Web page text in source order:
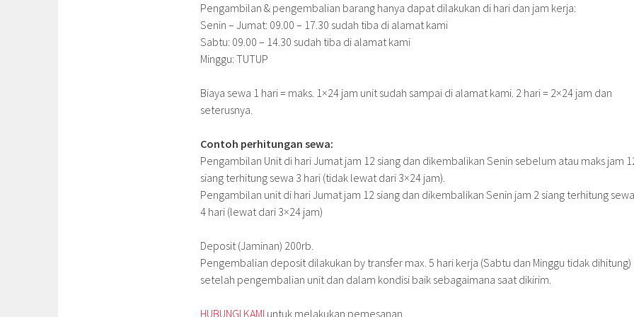
Pengambilan & pengembalian barang hanya dapat dilakukan di hari dan jam kerja:
Senin – Jumat: 09.00 – 17.30 sudah tiba di alamat kami
Sabtu: 09.00 – 14.30 sudah tiba di alamat kami
Minggu: TUTUP
Biaya sewa 1 hari = maks. 1×24 jam unit sudah sampai di alamat kami. 2 hari = 2×24 jam dan
seterusnya.
Contoh perhitungan sewa:
Pengambilan Unit di hari Jumat jam 12 siang dan dikembalikan Senin sebelum atau maks jam
siang terhitung sewa 3 hari (tidak lewat dari 3×24 jam).
Pengambilan unit di hari Jumat jam 12 siang dan dikembalikan Senin jam 2 siang terhitung sewa
4 hari (lewat dari 3×24 jam)
Deposit (Jaminan) 200rb.
Pengembalian deposit dilakukan by transfer max. 5 hari kerja (Sabtu dan Minggu tidak dihitung)
setelah pengembalian unit dan dalam kondisi baik sebagaimana saat dikirim.
HUBUNGI KAMI untuk melakukan pemesanan.